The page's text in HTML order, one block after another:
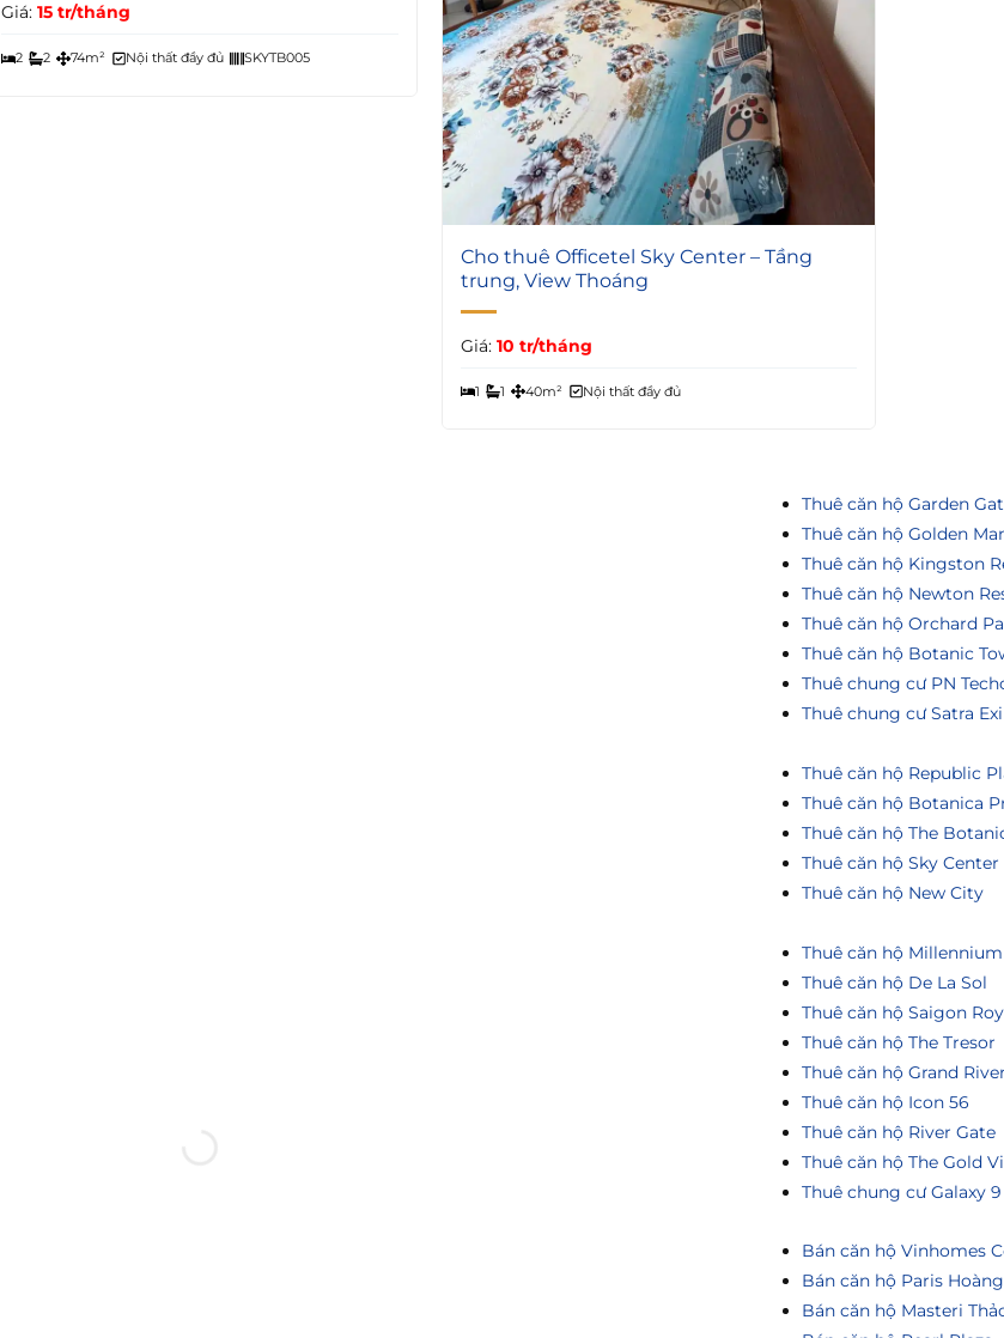
Giá:15 tr/tháng
2 2 74m² Nội thất đầy đủ SKYTB005
5
Cho thuê Officetel Sky Center – Tầng
trung, View Thoáng
Giá: 10 tr/tháng
1 1 40m² Nội thất đầy đủ
Thuê căn hộ Garden
Thuê căn hộ Golden
Thuê căn hộ Kingston
Thuê căn hộ Newton
Thuê căn hộ Orchard
Thuê căn hộ Botanic
Thuê chung cư PN
Thuê chung cư Satra
Thuê căn hộ Republic
Thuê căn hộ Botanica
Thuê căn hộ The
Thuê căn hộ Sky Center
Thuê căn hộ New City
Thuê căn hộ Millennium
Thuê căn hộ De La Sol
Thuê căn hộ Saigon
Thuê căn hộ The Tresor
Thuê căn hộ Grand
Thuê căn hộ Icon 56
Thuê căn hộ River Gate
Thuê căn hộ The Gold
Thuê chung cư Galaxy 9
Bán căn hộ Vinhomes
Bán căn hộ Paris
Bán căn hộ Masteri